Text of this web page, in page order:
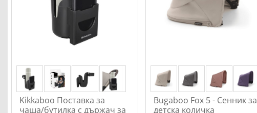
Kikkaboo Поставка за
чаша/бутилка с държач за
Bugaboo Fox 5 - Сенник за
детска количка